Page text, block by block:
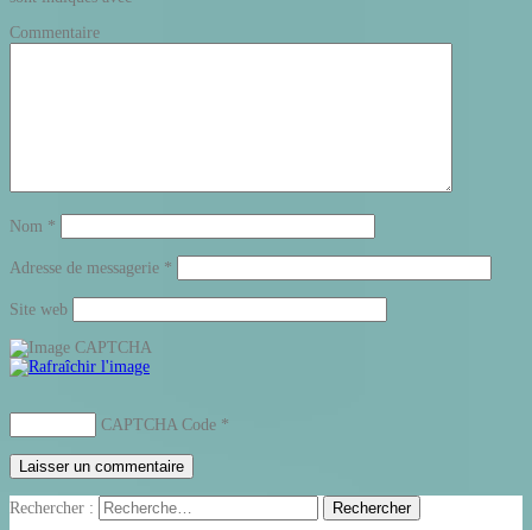
Commentaire
Nom *
Adresse de messagerie *
Site web
CAPTCHA Code *
Rechercher :